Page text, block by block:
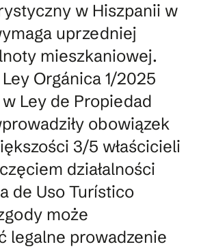
w Hiszpanii w
uprzedniej
mieszkaniowej.
Orgánica 1/2025
Ley de Propiedad
obowiązek
3/5 właścicieli
działalności
de Uso Turístico
może
legalne prowadzenie